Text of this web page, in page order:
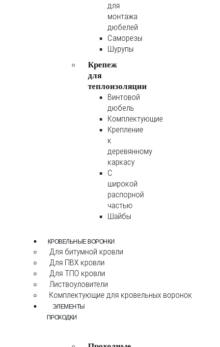
для
монтажа
дюбелей
Саморезы
Шурупы
Крепеж
для
теплоизоляции
Винтовой
дюбель
Комплектующие
Крепление
к
деревянному
каркасу
С
широкой
распорной
частью
Шайбы
КРОВЕЛЬНЫЕ ВОРОНКИ
Для битумной кровли
Для ПВХ кровли
Для ТПО кровли
Листвоуловители
Комплектующие для кровельных воронок
ЭЛЕМЕНТЫ
ПРОХОДКИ